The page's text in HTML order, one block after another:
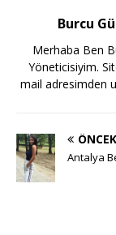
Burcu
Merhaba Ben
Yöneticisiyim.
mail adresimden
Antalya